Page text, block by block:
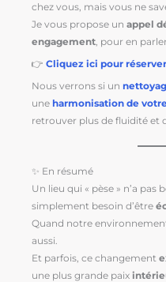
chez vous, mais vous ne
Je vous propose un appel
engagement, pour en
👉 Cliquez ici pour
Nous verrons si un
une harmonisation de
retrouver plus de fluidité et
✨ En résumé
Un lieu qui « pèse » n’a pas
simplement besoin d’être
Quand notre
aussi.
Et parfois, ce changement
une plus grande paix